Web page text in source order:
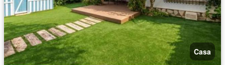
Casa